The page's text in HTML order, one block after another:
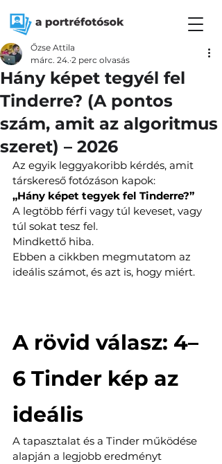
Hány képet tegyél fel
Tinderre? (A pontos
szám, amit az algoritmus
szeret) – 2026
Őzse Attila
márc. 24. 2 perc olvasás
Az egyik leggyakoribb kérdés, amit
társkereső fotózáson kapok:
„Hány képet tegyek fel Tinderre?”
A legtöbb férfi vagy túl keveset, vagy
túl sokat tesz fel.
Mindkettő hiba.
Ebben a cikkben megmutatom az
ideális számot, és azt is, hogy miért.
A rövid válasz: 4–
6 Tinder kép az
ideális
A tapasztalat és a Tinder működése
alapján a legjobb eredményt